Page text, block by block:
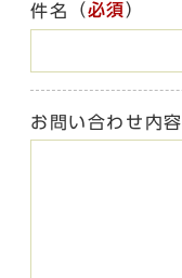
件名 （必須）
お問い合わせ内容